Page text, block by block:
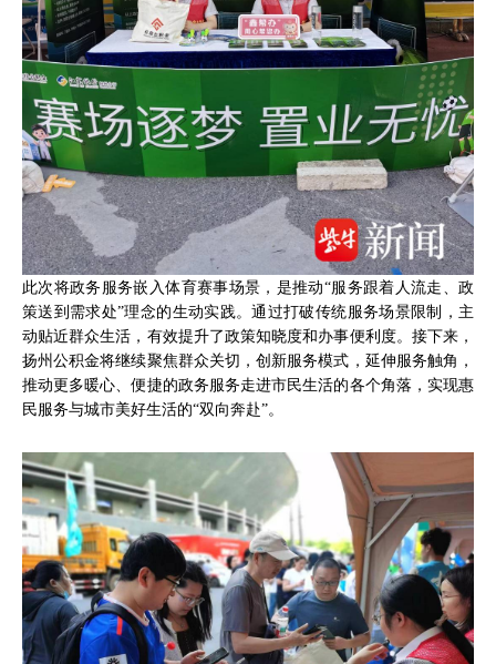
此次将政务服务嵌入体育赛事场景，是推动“服务跟着人流走、政
策送到需求处”理念的生动实践。通过打破传统服务场景限制，主
动贴近群众生活，有效提升了政策知晓度和办事便利度。接下来，
扬州公积金将继续聚焦群众关切，创新服务模式，延伸服务触角，
推动更多暖心、便捷的政务服务走进市民生活的各个角落，实现惠
民服务与城市美好生活的“双向奔赴”。